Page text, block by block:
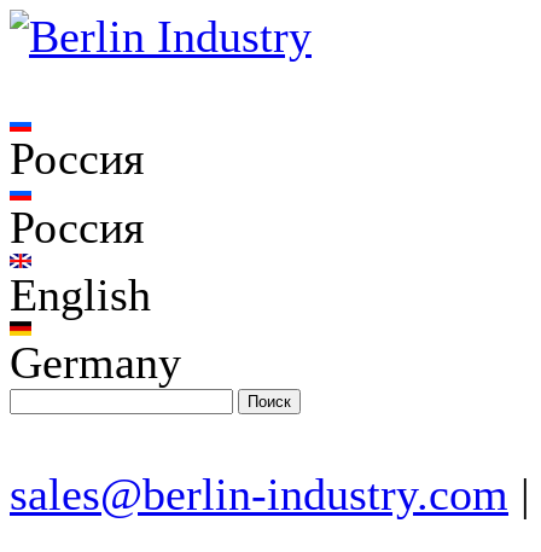
Россия
Россия
English
Germany
sales@berlin-industry.com |